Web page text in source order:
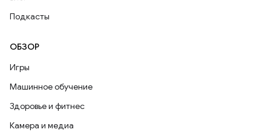
Подкасты
ОБЗОР
Игры
Машинное обучение
Здоровье и фитнес
Камера и медиа